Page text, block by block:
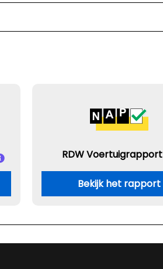
RDW Voertuigrapport
Bekijk het rapport